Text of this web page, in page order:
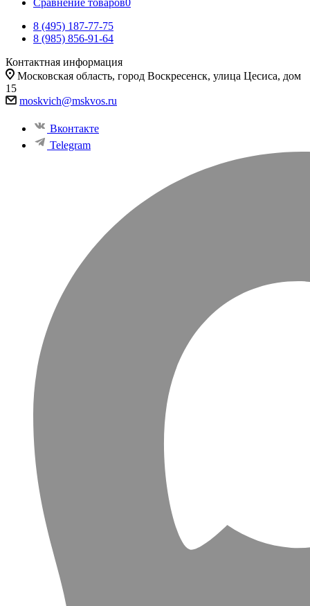
Сравнение товаров0
8 (495) 187-77-75
8 (985) 856-91-64
Контактная информация
Московская область, город Воскресенск, улица Цесиса, дом
15
moskvich@mskvos.ru
Вконтакте
Telegram